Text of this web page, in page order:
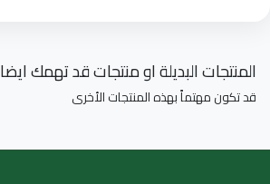
المنتجات البديلة او منتجات قد تهمك ايضا
قد تكون مهتماً بهذه المنتجات الأخرى